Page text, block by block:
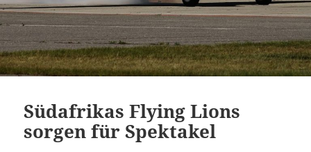
Südafrikas Flying Lions
sorgen für Spektakel